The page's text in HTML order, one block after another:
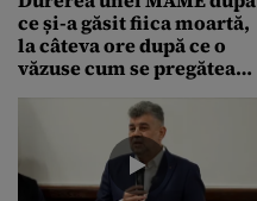
ce și-a găsit fiica moartă,
la câteva ore după ce o
văzuse cum se pregătea
s-a stins sub ochii ei